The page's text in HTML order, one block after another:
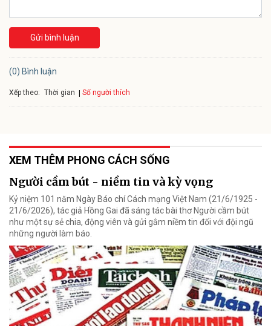
Gửi bình luận
(0) Bình luận
Xếp theo: Thời gian Số người thích
XEM THÊM PHONG CÁCH SỐNG
Người cầm bút - niềm tin và kỳ vọng
Kỷ niệm 101 năm Ngày Báo chí Cách mạng Việt Nam (21/6/1925 -
21/6/2026), tác giả Hồng Gai đã sáng tác bài thơ Người cầm bút
như một sự sẻ chia, động viên và gửi gắm niềm tin đối với đội ngũ
những người làm báo.